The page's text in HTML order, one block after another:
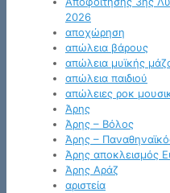
2026
αποχώρηση
απώλεια βάρους
απώλεια μυϊκής
απώλεια παιδιού
απώλειες ροκ
Άρης
Άρης – Βόλος
Άρης –
Άρης αποκλεισμός
Άρης Αράζ
αριστεία